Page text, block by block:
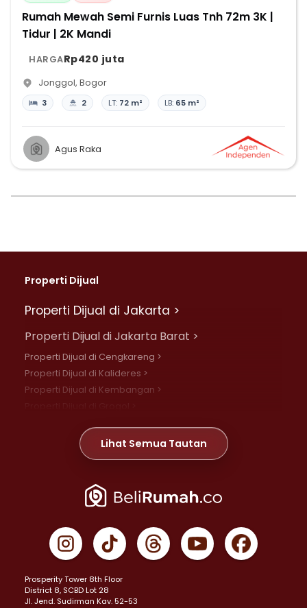
Rumah Mewah Semi Furnis Luas Tnh 72m 3K |
Tidur | 2K Mandi
HARGARp420 juta
Jonggol, Bogor
3 2 LT: 72 m² LB: 65 m²
Agus Raka
Properti Dijual
Properti Dijual di Jakarta >
Properti Dijual di Jakarta Barat >
Properti Dijual di Cengkareng >
Properti Dijual di Kalideres >
Properti Dijual di Kembangan >
Properti Dijual di Meruya >
Properti Dijual di Jelambar >
Properti Dijual di Jakarta Pusat >
Properti Dijual di Gambir >
Properti Dijual di Johar Baru >
Properti Dijual di Menteng >
Properti Dijual di Senen >
Lihat Semua Tautan
Prosperity Tower 8th Floor
District 8, SCBD Lot 28
JI. Jend. Sudirman Kav. 52-53